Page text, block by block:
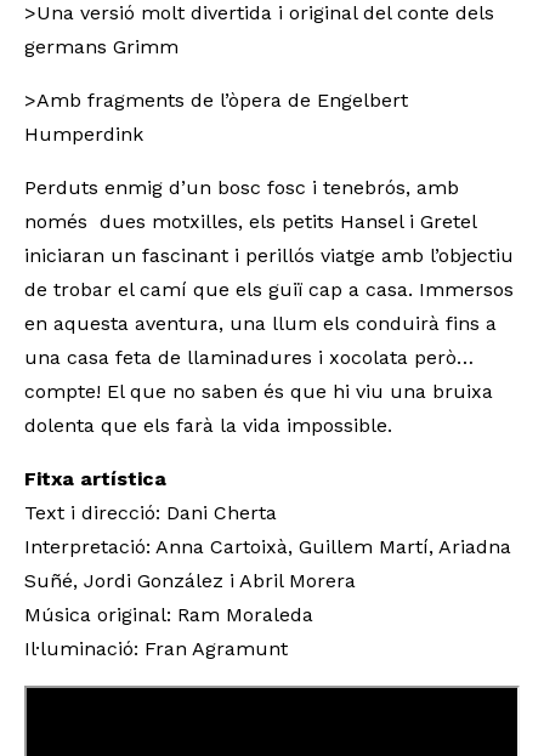
>Una versió molt divertida i original del conte dels
germans Grimm
>Amb fragments de l’òpera de Engelbert
Humperdink
Perduts enmig d’un bosc fosc i tenebrós, amb
només dues motxilles, els petits Hansel i Gretel
iniciaran un fascinant i perillós viatge amb l’objectiu
de trobar el camí que els guiï cap a casa. Immersos
en aquesta aventura, una llum els conduirà fins a
una casa feta de llaminadures i xocolata però…
compte! El que no saben és que hi viu una bruixa
dolenta que els farà la vida impossible.
Fitxa artística
Text i direcció: Dani Cherta
Interpretació: Anna Cartoixà, Guillem Martí, Ariadna
Suñé, Jordi González i Abril Morera
Música original: Ram Moraleda
Il·luminació: Fran Agramunt